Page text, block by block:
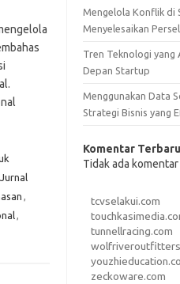
Jurnal
,
,
Mengelola Konflik di
Menyelesaikan
Tren Teknologi yang
Depan Startup
Menggunakan Data
Strategi Bisnis yang
Komentar Terbaru
Tidak ada
tcvselakui.com
tunnellracing.com
zeckoware.com